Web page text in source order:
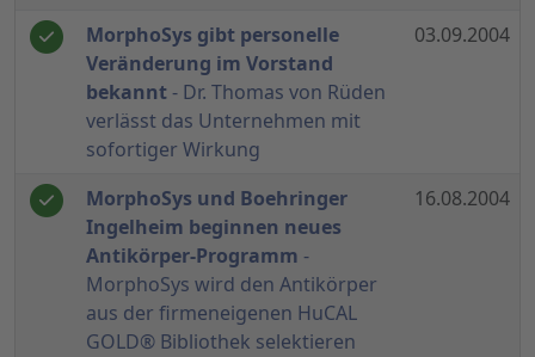
MorphoSys gibt personelle
Veränderung im Vorstand
bekannt- Dr. Thomas von Rüden
verlässt das Unternehmen mit
sofortiger Wirkung
03.09.2004
MorphoSys und Boehringer
Ingelheim beginnen neues
Antikörper-Programm -
MorphoSys wird den Antikörper
aus der firmeneigenen HuCAL
GOLD® Bibliothek selektieren
16.08.2004